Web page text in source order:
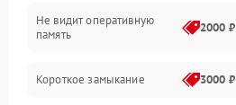
ПО/Микропрограмма
Не видит оперативную
память
2000 ₽
Короткое замыкание 3000 ₽